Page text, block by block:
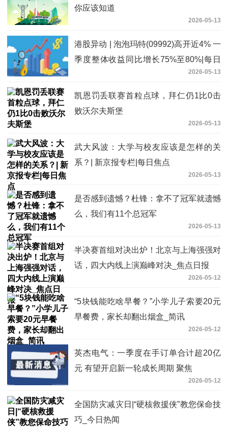
你应该知道
2026-05-13
港股异动 | 泡泡玛特(09992)高开近4% 一
季度整体收益同比增长75%至80%|每日
2026-05-13
凯恩罚丢联赛首粒点球，拜仁仍1比0击
败沃尔夫斯堡
2026-05-13
武大风波：大学与校友应该是怎样的关
系？| 新京报专栏|每日焦点
2026-05-13
是否感到遗憾？杜锋：拿不了冠军就遗憾
么，我们有11个总冠军
2026-05-13
半决赛首组对决出炉！北京与上海强强对
话，四大内线上演巅峰对决_焦点日报
2026-05-12
“5块钱能吃啥早餐？”小学儿子索要20元
早餐费，家长却翻出烟盒_简讯
2026-05-12
英杰电气：一季度在手订单合计超20亿
元 有望开启新一轮成长周期 聚焦
2026-05-12
全国防灾减灾日|“硬核救援侠”教您保命技
巧_今日热闻